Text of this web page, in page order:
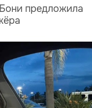
предложила